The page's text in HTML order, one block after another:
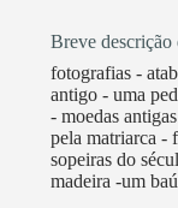
Breve
fotografias -
antigo - uma
- moedas
pela matriarca -
sopeiras do
madeira -um